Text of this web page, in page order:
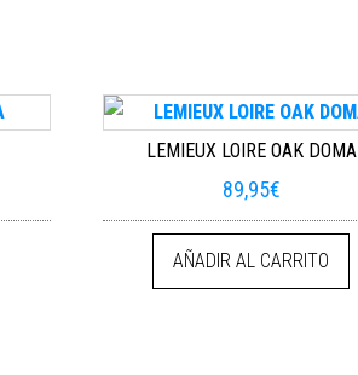
LEMIEUX LOIRE OAK DOMA
89,95€
AÑADIR AL CARRITO